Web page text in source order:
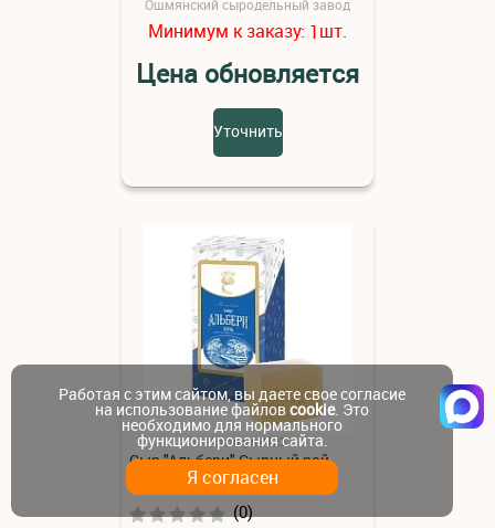
Ошмянский сыродельный завод
Минимум к заказу: 1шт.
Цена обновляется
Уточнить
Артикул:4123
Сыр "Альбери" Сырный рай
(0)
Работая с этим сайтом, вы даете свое согласие
на использование файловcookie. Это
необходимо для нормального
функционирования сайта.
Я согласен